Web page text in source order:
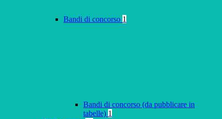
Bandi di concorso 1
Bandi di concorso (da pubblicare in
tabelle) 1